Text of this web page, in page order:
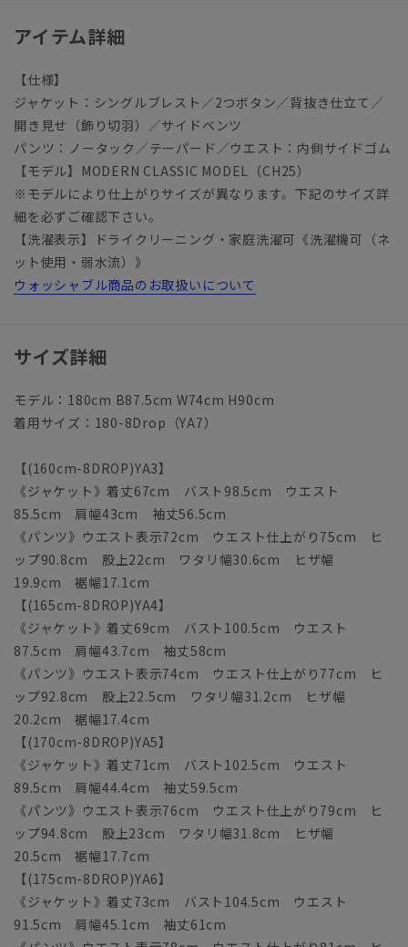
アイテム詳細
【仕様】
ジャケット：シングルブレスト／2つボタン／背抜き仕立て／
開き見せ（飾り切羽）／サイドベンツ
パンツ：ノータック／テーパード／ウエスト：内側サイドゴム
【モデル】MODERN CLASSIC MODEL（CH25）
※モデルにより仕上がりサイズが異なります。下記のサイズ詳
細を必ずご確認下さい。
【洗濯表示】ドライクリーニング・家庭洗濯可《洗濯機可（ネ
ット使用・弱水流）》
ウォッシャブル商品のお取扱いについて
サイズ詳細
モデル：180cm B87.5cm W74cm H90cm
着用サイズ：180-8Drop（YA7）
【(160cm-8DROP)YA3】
《ジャケット》着丈67cm バスト98.5cm ウエスト
85.5cm 肩幅43cm 袖丈56.5cm
《パンツ》ウエスト表示72cm ウエスト仕上がり75cm ヒ
ップ90.8cm 股上22cm ワタリ幅30.6cm ヒザ幅
19.9cm 裾幅17.1cm
【(165cm-8DROP)YA4】
《ジャケット》着丈69cm バスト100.5cm ウエスト
87.5cm 肩幅43.7cm 袖丈58cm
《パンツ》ウエスト表示74cm ウエスト仕上がり77cm ヒ
ップ92.8cm 股上22.5cm ワタリ幅31.2cm ヒザ幅
20.2cm 裾幅17.4cm
【(170cm-8DROP)YA5】
《ジャケット》着丈71cm バスト102.5cm ウエスト
89.5cm 肩幅44.4cm 袖丈59.5cm
《パンツ》ウエスト表示76cm ウエスト仕上がり79cm ヒ
ップ94.8cm 股上23cm ワタリ幅31.8cm ヒザ幅
20.5cm 裾幅17.7cm
【(175cm-8DROP)YA6】
《ジャケット》着丈73cm バスト104.5cm ウエスト
91.5cm 肩幅45.1cm 袖丈61cm